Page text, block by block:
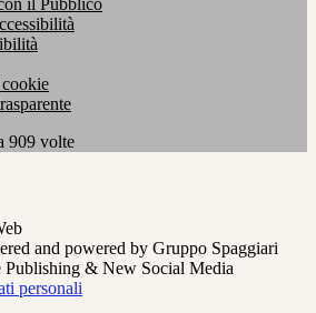
il Pubblico
cookie
909 volte
and powered by Gruppo Spaggiari
& New Social Media
personali